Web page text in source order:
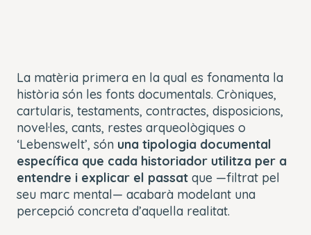
La matèria primera en la qual es fonamenta la
història són les fonts documentals. Cròniques,
cartularis, testaments, contractes, disposicions,
novel·les, cants, restes arqueològiques o
‘Lebenswelt’, són una tipologia documental
específica que cada historiador utilitza per a
entendre i explicar el passat que —filtrat pel
seu marc mental— acabarà modelant una
percepció concreta d’aquella realitat.